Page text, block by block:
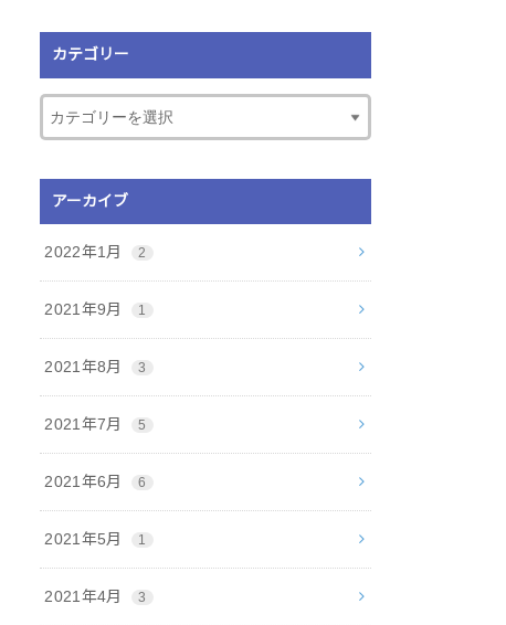
カテゴリー
アーカイブ
2022年1月 2
2021年9月 1
2021年8月 3
2021年7月 5
2021年6月 6
2021年5月 1
2021年4月 3